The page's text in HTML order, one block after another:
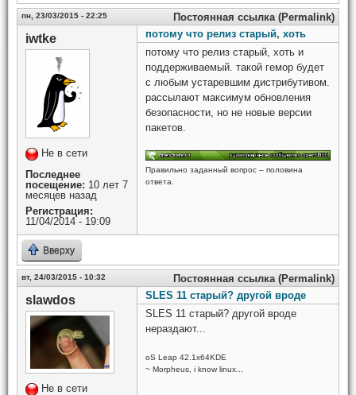
пн, 23/03/2015 - 22:25 Постоянная ссылка (Permalink)
iwtke
Не в сети
Последнее
посещение: 10 лет 7
месяцев назад
Регистрация:
11/04/2014 - 19:09
потому что релиз старый, хоть
потому что релиз старый, хоть и
поддерживаемый. такой гемор будет
с любым устаревшим дистрибутивом.
рассылают максимум обновления
безопасности, но не новые версии
пакетов.
Правильно заданный вопрос – половина
ответа.
Вверху
вт, 24/03/2015 - 10:32 Постоянная ссылка (Permalink)
slawdos
Не в сети
SLES 11 старый? другой вроде
SLES 11 старый? другой вроде
нераздают...
oS Leap 42.1x64KDE
~ Morpheus, i know linux...